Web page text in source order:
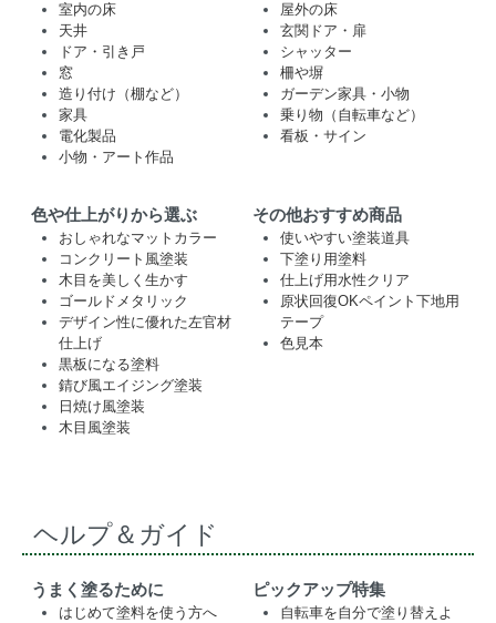
室内の床
天井
ドア・引き戸
窓
造り付け（棚など）
家具
電化製品
小物・アート作品
屋外の床
玄関ドア・扉
シャッター
柵や塀
ガーデン家具・小物
乗り物（自転車など）
看板・サイン
色や仕上がりから選ぶ
おしゃれなマットカラー
コンクリート風塗装
木目を美しく生かす
ゴールドメタリック
デザイン性に優れた左官材
仕上げ
黒板になる塗料
錆び風エイジング塗装
日焼け風塗装
木目風塗装
その他おすすめ商品
使いやすい塗装道具
下塗り用塗料
仕上げ用水性クリア
原状回復OKペイント下地用
テープ
色見本
ヘルプ＆ガイド
うまく塗るために
はじめて塗料を使う方へ
ピックアップ特集
自転車を自分で塗り替えよ